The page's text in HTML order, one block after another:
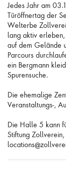
Jedes Jahr am
Türöffnertag der
Welterbe
lang aktiv
auf dem Gelände
Parcours
ein Bergmann
Spurensuche.
Die ehemalige
Veranstaltungs-,
Die Halle 5 kann
Stiftung